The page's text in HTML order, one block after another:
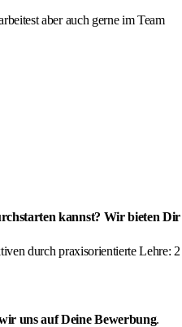
aber auch gerne im Team
kannst? Wir bieten
durch praxisorientierte
uns auf Deine Bewerbung.